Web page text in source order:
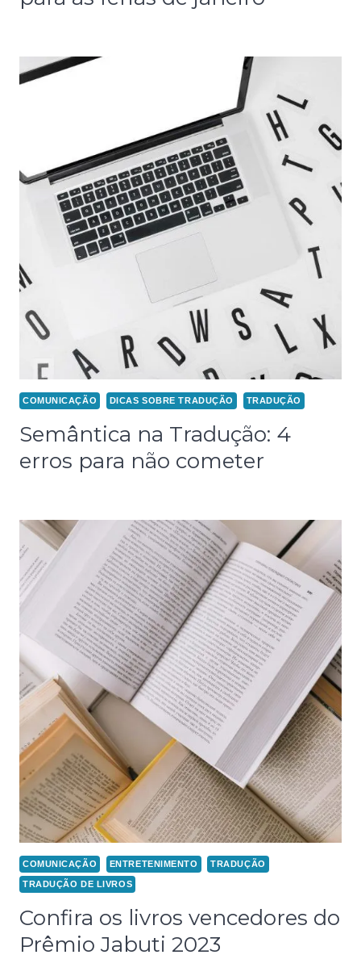
COMUNICAÇÃO DICAS SOBRE TRADUÇÃO TRADUÇÃO
Semântica na Tradução: 4
erros para não cometer
COMUNICAÇÃO ENTRETENIMENTO TRADUÇÃO
TRADUÇÃO DE LIVROS
Confira os livros vencedores do
Prêmio Jabuti 2023